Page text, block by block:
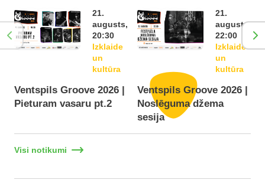
21.
augusts,
20:30
Izklaide
un
kultūra
Ventspils Groove 2026 |
Pieturam vasaru pt.2
21.
augusts,
22:00
Izklaide
un
kultūra
Ventspils Groove 2026 |
Noslēguma džema
sesija
Visi notikumi